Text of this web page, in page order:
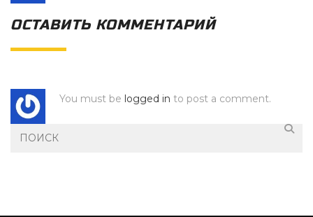
ОСТАВИТЬ КОММЕНТАРИЙ
You must be logged in to post a comment.